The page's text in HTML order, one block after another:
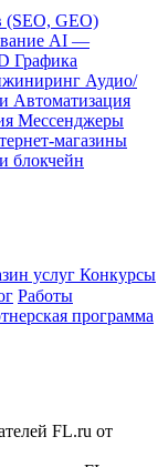
(SEO, GEO)
AI —
Графика
Аудио/
Автоматизация
Мессенджеры
магазины
блокчейн
услуг Конкурсы
Работы
программа
FL.ru от